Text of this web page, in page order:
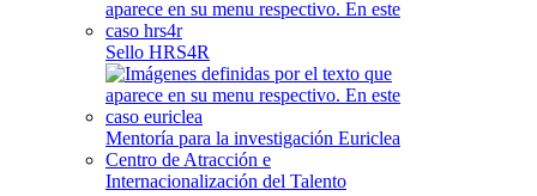
Sello HRS4R
Mentoría para la investigación Euriclea
Centro de Atracción e
Internacionalización del Talento